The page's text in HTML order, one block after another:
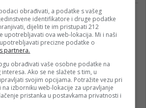
gradi BiH-Jovan Divjak“
je u posljednje 22 godine imao
​​stipendista
15. Februara 2023.
Igmana iznenadili
cvijećem i besplatnim
na utakmicu
7. Marta 2025.
obrađivati, a podatke s vašeg
identifikatore i druge podatke
dijeliti te im pristupati 212
upotrebljavati ova web-lokacija. Mi i naši
precizne podatke o
partnera.
obrađivati vaše osobne podatke na
Ako se ne slažete s tim, u
svojim opcijama. Potražite vezu pri
na izborniku web-lokacije za upravljanje
pristanka u postavkama privatnosti i